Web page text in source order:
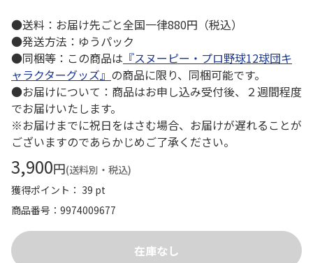
●送料：お届け先ごと全国一律880円（税込）
●発送方法：ゆうパック
●同梱等：この商品は 『スヌーピー・プロ野球12球団キ
ャラクターグッズ』 の商品に限り、同梱可能です。
●お届けについて：商品はお申し込み受付後、２週間程度
でお届けいたします。
※お届けまでに祝日をはさむ場合、お届けが遅れることが
ございますのであらかじめご了承ください。
3,900円(送料別・税込)
獲得ポイント： 39 pt
商品番号
9974009677